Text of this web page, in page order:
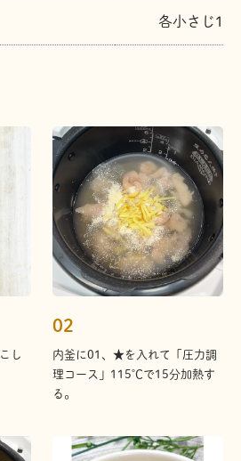
し
02
内釜に01、★を入れて「圧力調
理コース」115℃で15分加熱す
る。
各小さじ1